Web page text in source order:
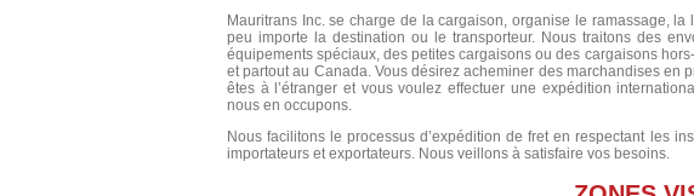
Mauritrans Inc. se charge de la cargaison, organise le ramassage,
peu importe la destination ou le transporteur. Nous traitons des
équipements spéciaux, des petites cargaisons ou des cargaisons
et partout au Canada. Vous désirez acheminer des marchandises en
êtes à l’étranger et vous voulez effectuer une expédition
nous en occupons.
Nous facilitons le processus d’expédition de fret en respectant les
importateurs et exportateurs. Nous veillons à satisfaire vos besoins.